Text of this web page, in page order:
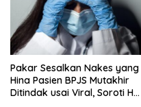
Pakar Sesalkan Nakes yang
Hina Pasien BPJS Mutakhir
Ditindak usai Viral, Soroti Hal